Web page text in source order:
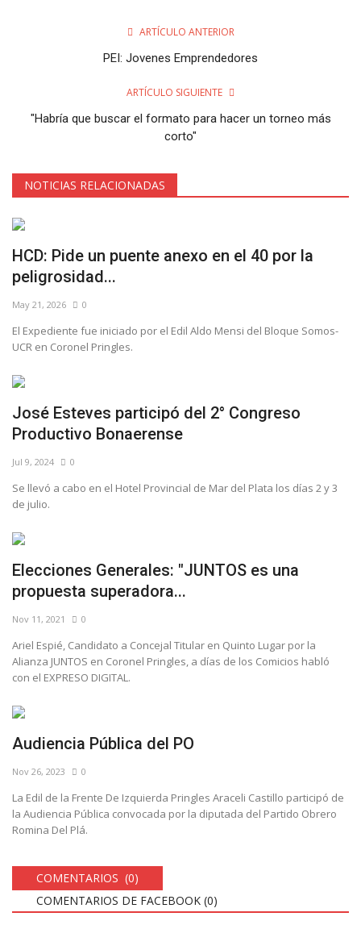
ARTÍCULO ANTERIOR
PEI: Jovenes Emprendedores
ARTÍCULO SIGUIENTE
"Habría que buscar el formato para hacer un torneo más
corto"
NOTICIAS RELACIONADAS
HCD: Pide un puente anexo en el 40 por la
peligrosidad...
May 21, 2026 0
El Expediente fue iniciado por el Edil Aldo Mensi del Bloque Somos-
UCR en Coronel Pringles.
José Esteves participó del 2° Congreso
Productivo Bonaerense
Jul 9, 2024 0
Se llevó a cabo en el Hotel Provincial de Mar del Plata los días 2 y 3
de julio.
Elecciones Generales: "JUNTOS es una
propuesta superadora...
Nov 11, 2021 0
Ariel Espié, Candidato a Concejal Titular en Quinto Lugar por la
Alianza JUNTOS en Coronel Pringles, a días de los Comicios habló
con el EXPRESO DIGITAL.
Audiencia Pública del PO
Nov 26, 2023 0
La Edil de la Frente De Izquierda Pringles Araceli Castillo participó de
la Audiencia Pública convocada por la diputada del Partido Obrero
Romina Del Plá.
COMENTARIOS (0)
COMENTARIOS DE FACEBOOK (0)